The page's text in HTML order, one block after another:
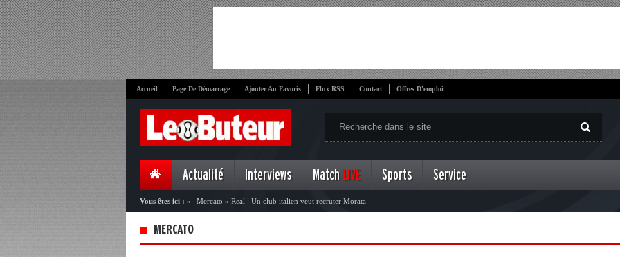
Accueil Page De Démarrage Ajouter Au Favoris Flux RSS Contact Offres D'emploi
Actualité Interviews Match LIVE Sports Service
Vous êtes ici : » Mercato » Real : Un club italien veut recruter Morata
MERCATO